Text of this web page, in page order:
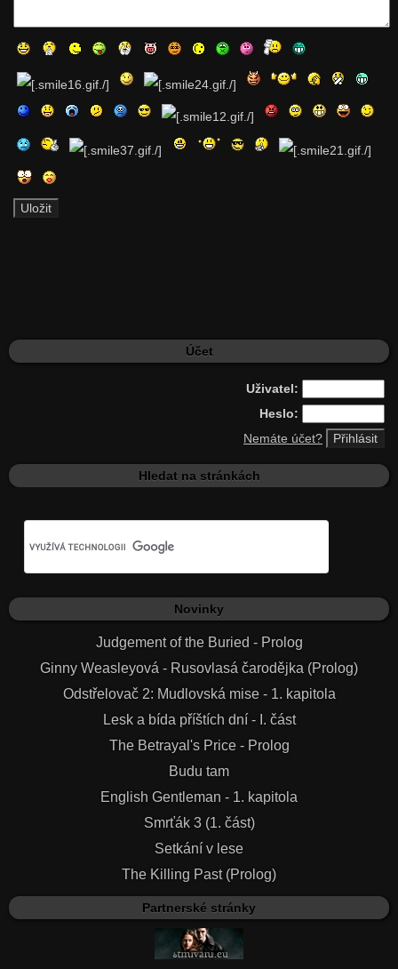
Účet
Uživatel:
Heslo:
Nemáte účet?
Hledat na stránkách
Novinky
Judgement of the Buried - Prolog
Ginny Weasleyová - Rusovlasá čarodějka (Prolog)
Odstřelovač 2: Mudlovská mise - 1. kapitola
Lesk a bída příštích dní - I. část
The Betrayal's Price - Prolog
Budu tam
English Gentleman - 1. kapitola
Smrťák 3 (1. část)
Setkání v lese
The Killing Past (Prolog)
Partnerské stránky